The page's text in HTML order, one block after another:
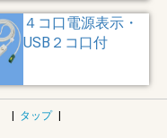
４コ口電源表示・
USB２コ口付
| タップ |